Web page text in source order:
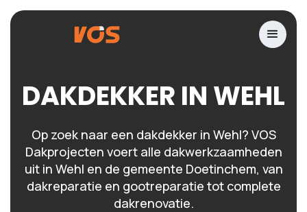
DAKDEKKER IN WEHL
Op zoek naar een dakdekker in Wehl? VOS
Dakprojecten voert alle dakwerkzaamheden
uit in Wehl en de gemeente Doetinchem, van
dakreparatie en gootreparatie tot complete
dakrenovatie.